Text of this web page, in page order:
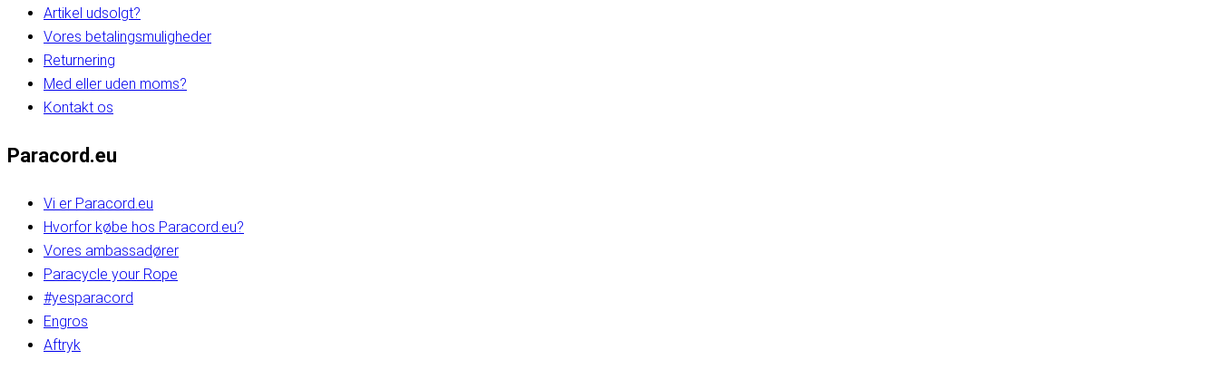
Artikel udsolgt?
Vores betalingsmuligheder
Returnering
Med eller uden moms?
Kontakt os
Paracord.eu
Vi er Paracord.eu
Hvorfor købe hos Paracord.eu?
Vores ambassadører
Paracycle your Rope
#yesparacord
Engros
Aftryk